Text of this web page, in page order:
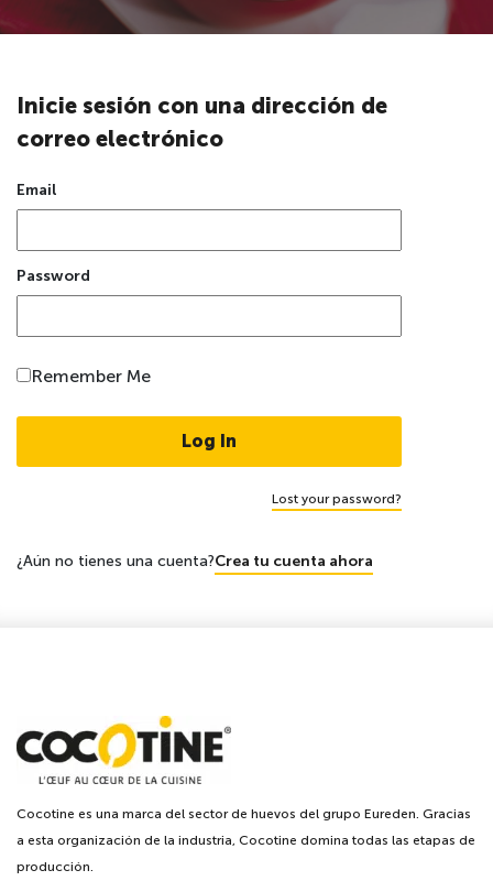
Inicie sesión con una dirección de
correo electrónico
Email
Password
Remember Me
Lost your password?
¿Aún no tienes una cuenta?Crea tu cuenta ahora
Cocotine es una marca del sector de huevos del grupo Eureden. Gracias
a esta organización de la industria, Cocotine domina todas las etapas de
producción.